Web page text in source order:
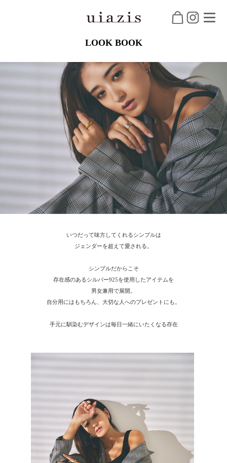
LOOK BOOK
いつだって味方してくれるシンプルは
ジェンダーを超えて愛される。
シンプルだからこそ
存在感のあるシルバー925を使用したアイテムを
男女兼用で展開。
自分用にはもちろん、大切な人へのプレゼントにも。
手元に馴染むデザインは毎日一緒にいたくなる存在